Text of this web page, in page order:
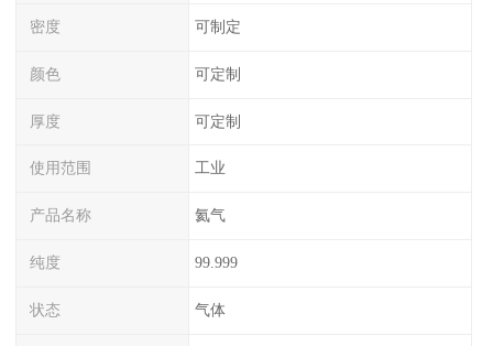
密度 可制定
颜色 可定制
厚度 可定制
使用范围 工业
产品名称 氦气
纯度 99.999
状态 气体